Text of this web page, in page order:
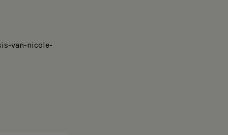
van-nicole-